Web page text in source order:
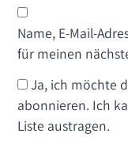
Name, E-Mail-
für meinen
Ja, ich möchte
abonnieren. Ich
Liste austragen.